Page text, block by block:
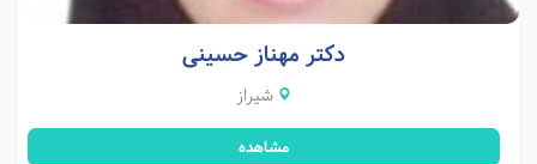
دکتر مهناز حسینی
شیراز
مشاهده